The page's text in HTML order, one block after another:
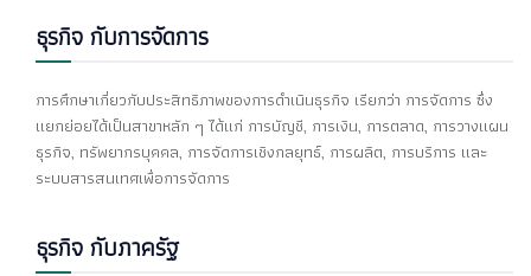
ธุรกิจ กับการจัดการ
การศึกษาเกี่ยวกับประสิทธิภาพของการดำเนินธุรกิจ เรียกว่า การจัดการ ซึ่ง
แยกย่อยได้เป็นสาขาหลัก ๆ ได้แก่ การบัญชี, การเงิน, การตลาด, การวางแผน
ธุรกิจ, ทรัพยากรบุคคล, การจัดการเชิงกลยุทธ์, การผลิต, การบริการ และ
ระบบสารสนเทศเพื่อการจัดการ
ธุรกิจ กับภาครัฐ